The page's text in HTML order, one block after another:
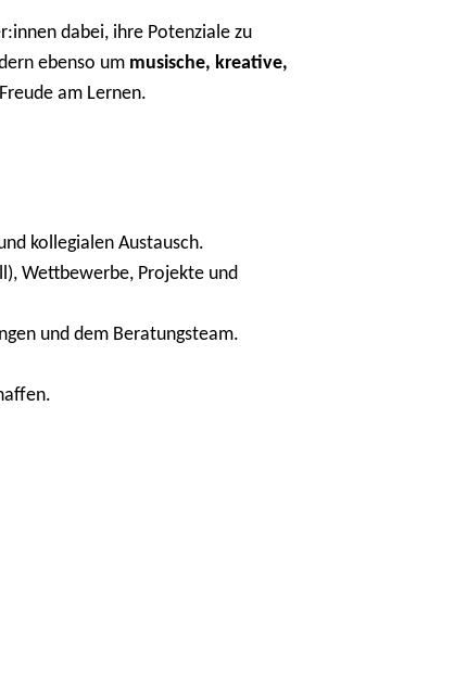
dabei, ihre Potenziale zu
ebenso um musische, kreative,
am Lernen.
kollegialen Austausch.
Wettbewerbe, Projekte und
und dem Beratungsteam.